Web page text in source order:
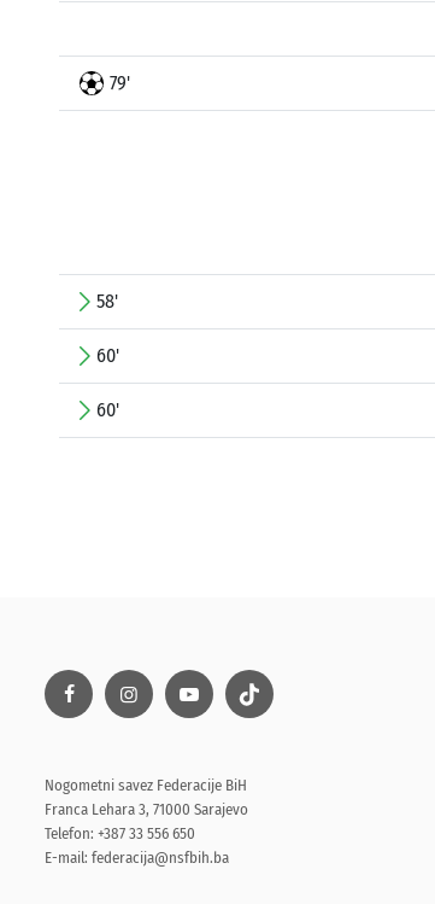
79'
58'
60'
60'
Nogometni savez Federacije BiH
Franca Lehara 3, 71000 Sarajevo
Telefon: +387 33 556 650
E-mail: federacija@nsfbih.ba